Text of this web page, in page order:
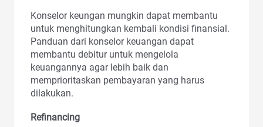
Konselor keungan mungkin dapat membantu
untuk menghitungkan kembali kondisi finansial.
Panduan dari konselor keuangan dapat
membantu debitur untuk mengelola
keuangannya agar lebih baik dan
memprioritaskan pembayaran yang harus
dilakukan.
Refinancing